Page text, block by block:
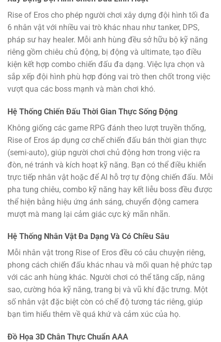
Rise of Eros cho phép người chơi xây dựng đội hình tối đa
6 nhân vật với nhiều vai trò khác nhau như tanker, DPS,
pháp sư hay healer. Mỗi anh hùng đều sở hữu bộ kỹ năng
riêng gồm chiêu chủ động, bị động và ultimate, tạo điều
kiện kết hợp combo chiến đấu đa dạng. Việc lựa chọn và
sắp xếp đội hình phù hợp đóng vai trò then chốt trong việc
vượt qua các boss mạnh và màn chơi khó.
Hệ Thống Chiến Đấu Thời Gian Thực Sống Động
Không giống các game RPG đánh theo lượt truyền thống,
Rise of Eros áp dụng cơ chế chiến đấu bán thời gian thực
(semi-auto), giúp người chơi chủ động hơn trong việc ra
đòn, né tránh và kích hoạt kỹ năng. Bạn có thể điều khiển
trực tiếp nhân vật hoặc để AI hỗ trợ tự động chiến đấu. Mỗi
pha tung chiêu, combo kỹ năng hay kết liễu boss đều được
thể hiện bằng hiệu ứng ánh sáng, chuyển động camera
mượt mà mang lại cảm giác cực kỳ mãn nhãn.
Hệ Thống Nhân Vật Đa Dạng Và Có Chiều Sâu
Mỗi nhân vật trong Rise of Eros đều có câu chuyện riêng,
phong cách chiến đấu khác nhau và mối quan hệ phức tạp
với các anh hùng khác. Người chơi có thể tăng cấp, nâng
sao, cường hóa kỹ năng, trang bị và vũ khí đặc trưng. Một
số nhân vật đặc biệt còn có chế độ tương tác riêng, giúp
bạn tìm hiểu thêm về quá khứ và cảm xúc của họ.
Đồ Họa 3D Chân Thực Chuẩn AAA